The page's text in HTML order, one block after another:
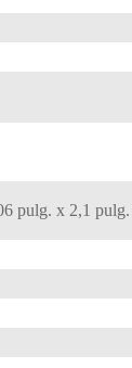
pulg. x 2,1